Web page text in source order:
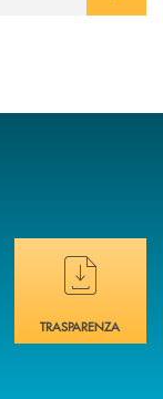
immediata ?
Hai bisogno di
TRASPARENZA